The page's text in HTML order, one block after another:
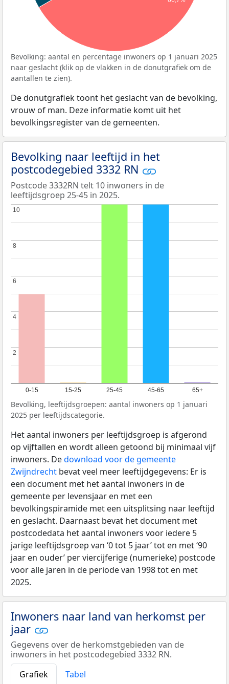
Bevolking: aantal en percentage inwoners op 1 januari 2025
naar geslacht (klik op de vlakken in de donutgrafiek om de
aantallen te zien).
De donutgrafiek toont het geslacht van de bevolking,
vrouw of man. Deze informatie komt uit het
bevolkingsregister van de gemeenten.
Bevolking naar leeftijd in het
postcodegebied 3332 RN
Postcode 3332RN telt 10 inwoners in de
leeftijdsgroep 25-45 in 2025.
0-15 15-25 25-45 45-65 65+
2
2
4
4
6
6
8
8
10
10
Bevolking, leeftijdsgroepen: aantal inwoners op 1 januari
2025 per leeftijdscategorie.
Het aantal inwoners per leeftijdsgroep is afgerond
op vijftallen en wordt alleen getoond bij minimaal vijf
inwoners. Dedownload voor de gemeente
Zwijndrecht bevat veel meer leeftijdgegevens: Er is
een document met het aantal inwoners in de
gemeente per levensjaar en met een
bevolkingspiramide met een uitsplitsing naar leeftijd
en geslacht. Daarnaast bevat het document met
postcodedata het aantal inwoners voor iedere 5
jarige leeftijdsgroep van ‘0 tot 5 jaar’ tot en met ‘90
jaar en ouder’ per viercijferige (numerieke) postcode
voor alle jaren in de periode van 1998 tot en met
2025.
Inwoners naar land van herkomst per
jaar
Gegevens over de herkomstgebieden van de
inwoners in het postcodegebied 3332 RN.
Grafiek
Tabel